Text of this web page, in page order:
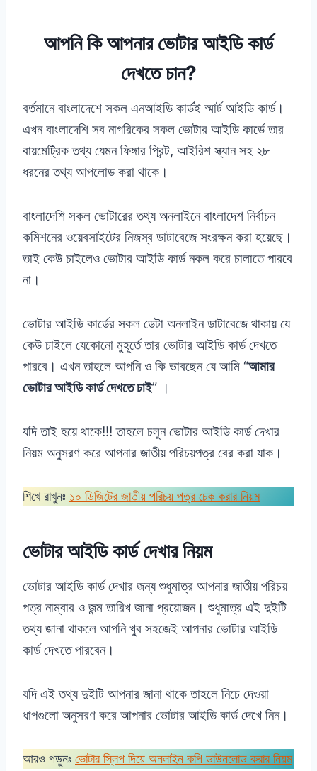
আপনি কি আপনার ভোটার আইডি কার্ড
দেখতে চান?
বর্তমানে বাংলাদেশে সকল এনআইডি কার্ডই স্মার্ট আইডি কার্ড।
এখন বাংলাদেশি সব নাগরিকের সকল ভোটার আইডি কার্ডে তার
বায়মেট্রিক তথ্য যেমন ফিঙ্গার প্রিন্ট, আইরিশ স্ক্যান সহ ২৮
ধরনের তথ্য আপলোড করা থাকে।
বাংলাদেশি সকল ভোটারের তথ্য অনলাইনে বাংলাদেশ নির্বাচন
কমিশনের ওয়েবসাইটের নিজস্ব ডাটাবেজে সংরক্ষন করা হয়েছে।
তাই কেউ চাইলেও ভোটার আইডি কার্ড নকল করে চালাতে পারবে
না।
ভোটার আইডি কার্ডের সকল ডেটা অনলাইন ডাটাবেজে থাকায় যে
কেউ চাইলে যেকোনো মুহূর্তে তার ভোটার আইডি কার্ড দেখতে
পারবে। এখন তাহলে আপনি ও কি ভাবছেন যে আমি “আমার
ভোটার আইডি কার্ড দেখতে চাই” ।
যদি তাই হয়ে থাকে!!! তাহলে চলুন ভোটার আইডি কার্ড দেখার
নিয়ম অনুসরণ করে আপনার জাতীয় পরিচয়পত্র বের করা যাক।
শিখে রাখুনঃ ১০ ডিজিটের জাতীয় পরিচয় পত্র চেক করার নিয়ম
ভোটার আইডি কার্ড দেখার নিয়ম
ভোটার আইডি কার্ড দেখার জন্য শুধুমাত্র আপনার জাতীয় পরিচয়
পত্র নাম্বার ও জন্ম তারিখ জানা প্রয়োজন। শুধুমাত্র এই দুইটি
তথ্য জানা থাকলে আপনি খুব সহজেই আপনার ভোটার আইডি
কার্ড দেখতে পারবেন।
যদি এই তথ্য দুইটি আপনার জানা থাকে তাহলে নিচে দেওয়া
ধাপগুলো অনুসরণ করে আপনার ভোটার আইডি কার্ড দেখে নিন।
আরও পড়ুনঃ ভোটার স্লিপ দিয়ে অনলাইন কপি ডাউনলোড করার নিয়ম